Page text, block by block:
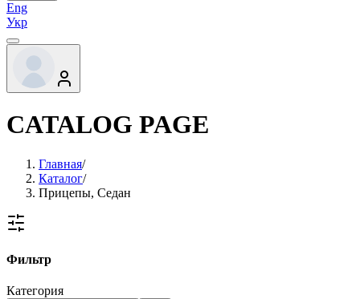
Eng
Укр
CATALOG PAGE
Главная/
Каталог/
Прицепы, Седан
Фильтр
Категория